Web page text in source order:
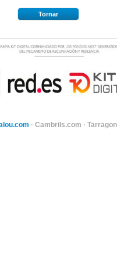
Tornar
· Cambrils.com ·